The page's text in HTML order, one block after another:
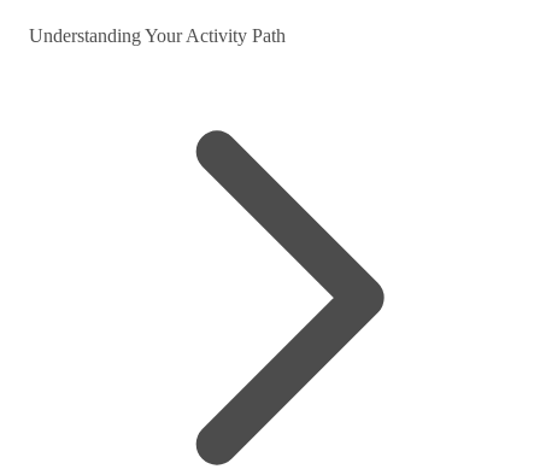
Understanding Your Activity Path